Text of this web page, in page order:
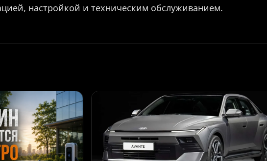
настройкой и техническим обслуживанием.